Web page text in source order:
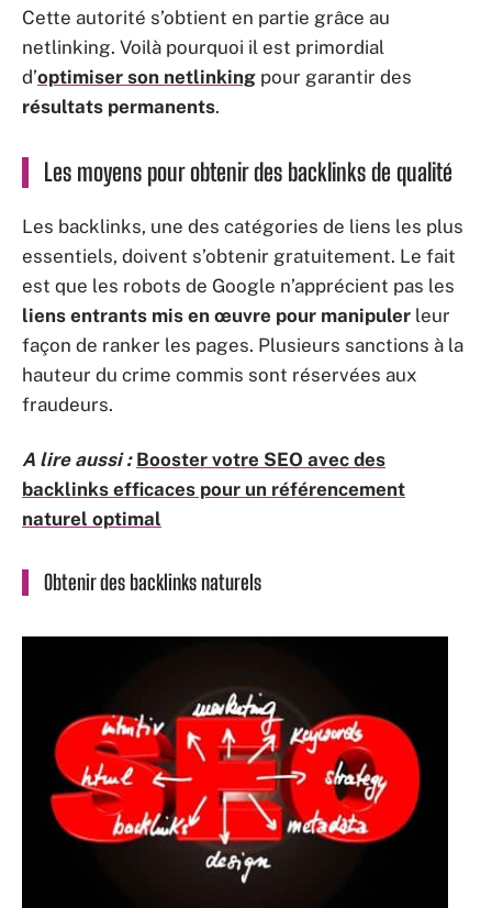
Cette autorité s’obtient en partie grâce au
netlinking. Voilà pourquoi il est primordial
d’optimiser son netlinking pour garantir des
résultats permanents.
Les moyens pour obtenir des backlinks de qualité
Les backlinks, une des catégories de liens les plus
essentiels, doivent s’obtenir gratuitement. Le fait
est que les robots de Google n’apprécient pas les
liens entrants mis en œuvre pour manipuler leur
façon de ranker les pages. Plusieurs sanctions à la
hauteur du crime commis sont réservées aux
fraudeurs.
A lire aussi : Booster votre SEO avec des
backlinks efficaces pour un référencement
naturel optimal
Obtenir des backlinks naturels